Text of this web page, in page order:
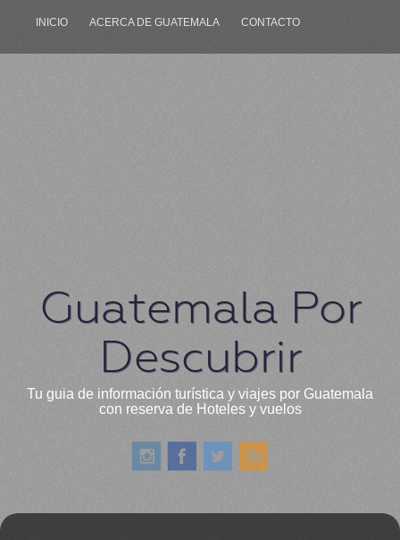
INICIO ACERCA DE GUATEMALA CONTACTO
Guatemala Por
Descubrir
Tu guia de información turística y viajes por Guatemala
con reserva de Hoteles y vuelos